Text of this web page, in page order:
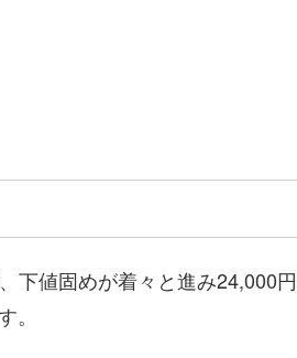
下値固めが着々と進み24,000円